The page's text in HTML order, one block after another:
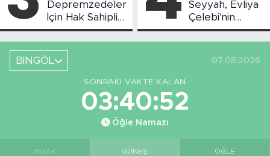
Depremzedeler
İçin Hak Sahipliği
Askı Süreci
Başladı
Seyyah, Evliya
Çelebi'nin
Bahsettiği
Bingöl'deki O
BİNGÖL 07.08.2026
SONRAKI VAKTE KALAN
03:40:51
Öğle Namazı
İMSAK GÜNEŞ ÖĞLE